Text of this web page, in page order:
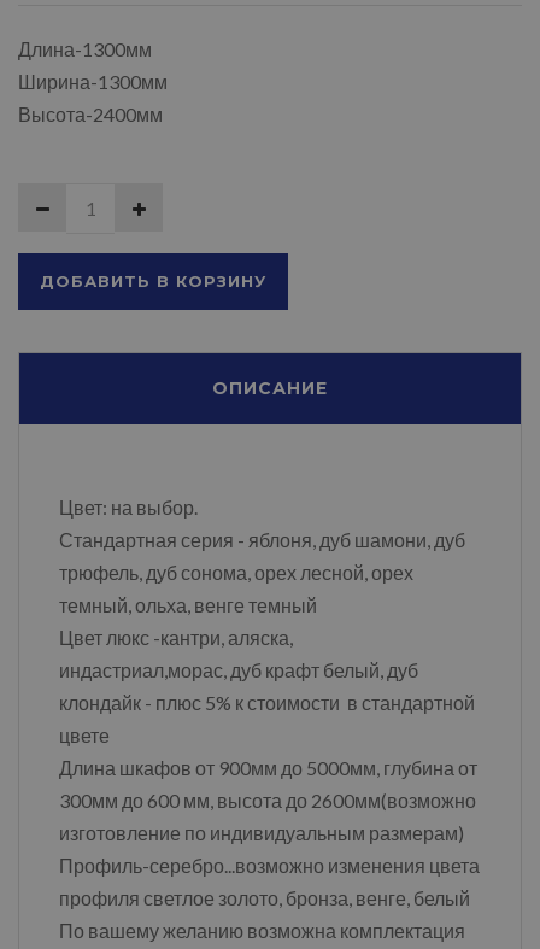
Длина-1300мм
Ширина-1300мм
Высота-2400мм
ДОБАВИТЬ В КОРЗИНУ
ОПИСАНИЕ
Цвет: на выбор.
Стандартная серия - яблоня, дуб шамони, дуб
трюфель, дуб сонома, орех лесной, орех
темный, ольха, венге темный
Цвет люкс -кантри, аляска,
индастриал,морас, дуб крафт белый, дуб
клондайк - плюс 5% к стоимости в стандартной
цвете
Длина шкафов от 900мм до 5000мм, глубина от
300мм до 600 мм, высота до 2600мм(возможно
изготовление по индивидуальным размерам)
Профиль-серебро...возможно изменения цвета
профиля светлое золото, бронза, венге, белый
По вашему желанию возможна комплектация